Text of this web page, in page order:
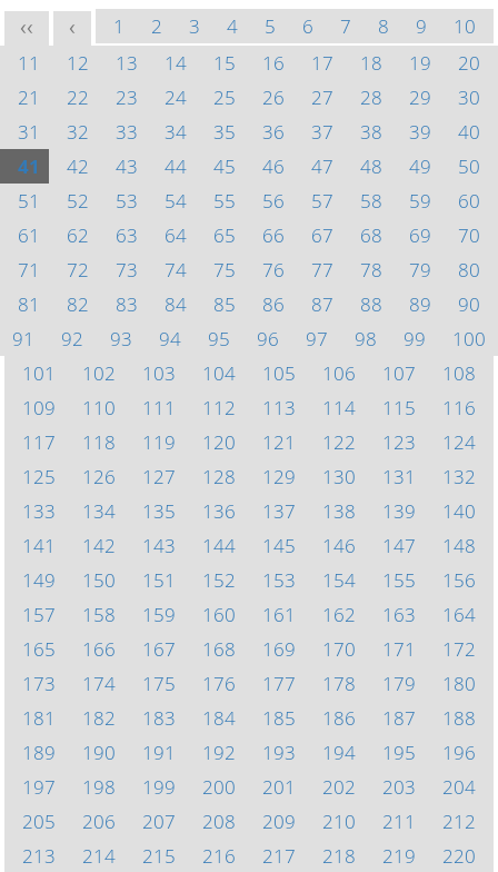
<< < 1 2 3 4 5 6 7 8 9
10
11
12 13 14 15 16 17 18 19
20
21
22 23 24 25 26 27 28 29
30
31
32 33 34 35 36 37 38 39
40
41
42 43 44 45 46 47 48 49
50
51
52 53 54 55 56 57 58 59
60
61
62 63 64 65 66 67 68 69
70
71
72 73 74 75 76 77 78 79
80
81
82 83 84 85 86 87 88 89
90
91
92 93 94 95 96 97 98 99
100
101
102 103 104 105 106 107
108
109
110 111 112 113 114 115
116
117
118 119 120 121 122 123
124
125
126 127 128 129 130 131
132
133
134 135 136 137 138 139
140
141
142 143 144 145 146 147
148
149
150 151 152 153 154 155
156
157
158 159 160 161 162 163
164
165
166 167 168 169 170 171
172
173
174 175 176 177 178 179
180
181
182 183 184 185 186 187
188
189
190 191 192 193 194 195
196
197
198 199 200 201 202 203
204
205
206 207 208 209 210 211
212
213
214 215 216 217 218 219 220